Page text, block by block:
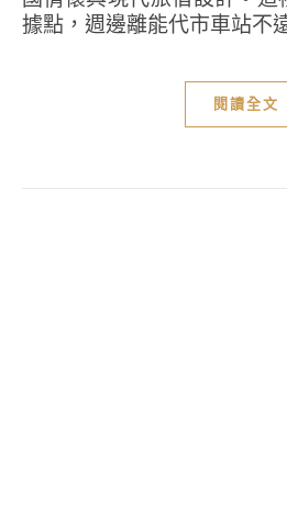
據點，週邊離能代市車站不
閱讀全文